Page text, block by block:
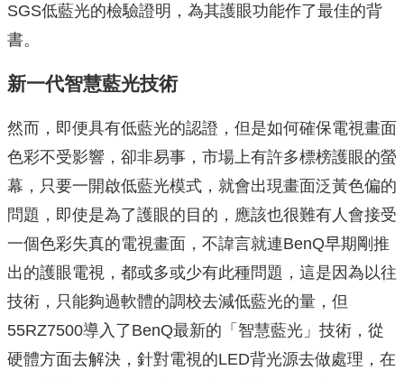
SGS低藍光的檢驗證明，為其護眼功能作了最佳的背
書。
新一代智慧藍光技術
然而，即便具有低藍光的認證，但是如何確保電視畫面
色彩不受影響，卻非易事，市場上有許多標榜護眼的螢
幕，只要一開啟低藍光模式，就會出現畫面泛黃色偏的
問題，即使是為了護眼的目的，應該也很難有人會接受
一個色彩失真的電視畫面，不諱言就連BenQ早期剛推
出的護眼電視，都或多或少有此種問題，這是因為以往
技術，只能夠過軟體的調校去減低藍光的量，但
55RZ7500導入了BenQ最新的「智慧藍光」技術，從
硬體方面去解決，針對電視的LED背光源去做處理，在